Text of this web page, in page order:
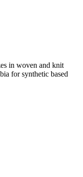
in woven and knit
for synthetic based